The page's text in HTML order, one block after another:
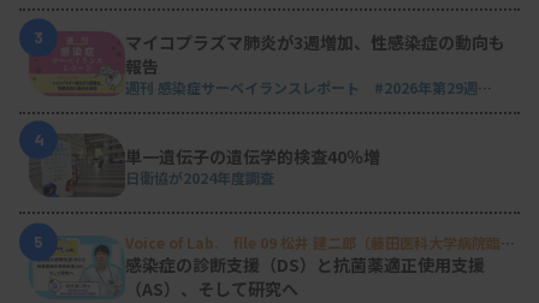
3
マイコプラズマ肺炎が3週増加、性感染症の動向も
報告
週刊 感染症サーベイランスレポート #2026年第29週
4
単一遺伝子の遺伝学的検査40％増
日衛協が2024年度調査
5
Voice of Lab. file 09 松井 建二郎（藤田医科大学病院臨床
検査部微生物遺伝子検査室）
感染症の診断支援（DS）と抗菌薬適正使用支援
（AS）、そして研究へ